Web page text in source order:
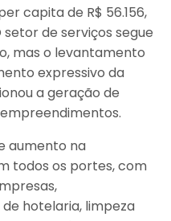
capita de R$ 56.156,
de serviços segue
mas o levantamento
expressivo da
a geração de
aumento na
todos os portes, com
hotelaria, limpeza